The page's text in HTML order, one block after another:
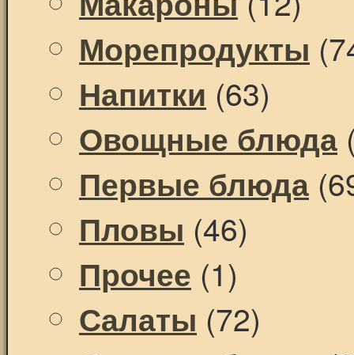
Морепродукты
Напитки (63)
Овощные блюда
Первые блюда
Пловы (46)
Прочее (1)
Салаты (72)